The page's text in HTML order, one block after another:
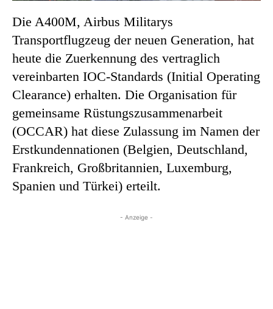
Die A400M, Airbus Militarys
Transportflugzeug der neuen Generation, hat
heute die Zuerkennung des vertraglich
vereinbarten IOC-Standards (Initial Operating
Clearance) erhalten. Die Organisation für
gemeinsame Rüstungszusammenarbeit
(OCCAR) hat diese Zulassung im Namen der
Erstkundennationen (Belgien, Deutschland,
Frankreich, Großbritannien, Luxemburg,
Spanien und Türkei) erteilt.
- Anzeige -